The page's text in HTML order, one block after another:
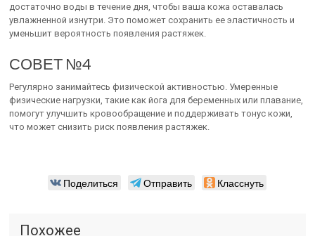
достаточно воды в течение дня, чтобы ваша кожа оставалась
увлажненной изнутри. Это поможет сохранить ее эластичность и
уменьшит вероятность появления растяжек.
СОВЕТ №4
Регулярно занимайтесь физической активностью. Умеренные
физические нагрузки, такие как йога для беременных или плавание,
помогут улучшить кровообращение и поддерживать тонус кожи,
что может снизить риск появления растяжек.
Поделиться Отправить Класснуть
Похожее